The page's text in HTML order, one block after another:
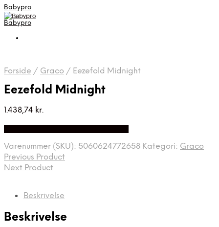
Babypro
Babypro
Forside / Graco / Eezefold Midnight
Eezefold Midnight
1.438,74 kr.
Varenummer (SKU): 5060624772658 Kategori: Graco
Previous Product
Next Product
Beskrivelse
Beskrivelse